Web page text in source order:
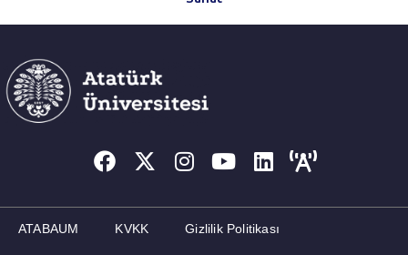
ATABAUM KVKK Gizlilik Politikası